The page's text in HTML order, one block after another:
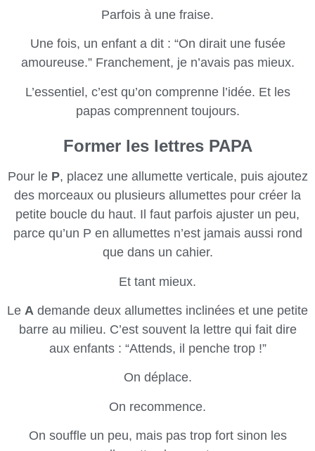
Parfois à une fraise.
Une fois, un enfant a dit : “On dirait une fusée
amoureuse.” Franchement, je n’avais pas mieux.
L’essentiel, c’est qu’on comprenne l’idée. Et les
papas comprennent toujours.
Former les lettres PAPA
Pour le P, placez une allumette verticale, puis ajoutez
des morceaux ou plusieurs allumettes pour créer la
petite boucle du haut. Il faut parfois ajuster un peu,
parce qu’un P en allumettes n’est jamais aussi rond
que dans un cahier.
Et tant mieux.
Le A demande deux allumettes inclinées et une petite
barre au milieu. C’est souvent la lettre qui fait dire
aux enfants : “Attends, il penche trop !”
On déplace.
On recommence.
On souffle un peu, mais pas trop fort sinon les